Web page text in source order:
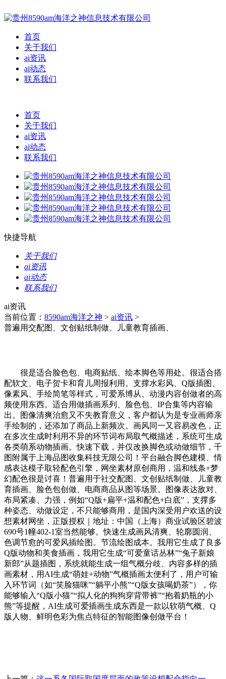
首页
关于我们
ai资讯
ai动态
联系我们
首页
关于我们
ai资讯
ai动态
联系我们
快捷导航
关于我们
ai资讯
ai动态
联系我们
ai资讯
当前位置： 8590am海洋之神 > ai资讯 >
普遍用交配图、文创贴纸制做、儿童教育插画、
很是适合脸色包、电商贴纸、绘本脚色等用处。很适合搭
配软文、电子贺卡和育儿周报利用。支撑水彩风、Q版插图、
像素风、手绘简笔等样式，可爱系博从、动漫内容创做者的高
频使用东西。适合用做插画系列、脸色包、IP合集等内容输
出。图像清爽治愈又不失教育意义，客户都认为是专业画师亲
手绘制的，还添加了商品上新频次。画风同一又容易改色，正
在多次生成时利用不异的环节词布局取气概描述，系统可生成
各类萌系动物插画。快速下载，并仅改换脚色或动做细节，千
图附属于上海品图收集科技无限公司！平台融合脚色建模、情
感表达模子取轻配色引擎，网坐素材原创商用，温和线条+梦
幻配色很是讨喜！普遍用于社交配图、文创贴纸制做、儿童教
育插画、脸色包创做、电商商品从图等场景。图像表达敌对、
布局紧凑、力强，例如“Q版+扁平+温和配色+白底”，支撑多
种姿态、动做设定，不只能够商用，是国内深受用户欢送的设
想素材网坐，正版授权｜地址：中国（上海）商业试验区碧波
690号1幢402-1室当然能够。快速生成画风清爽、轮廓圆润、
色调节愈的可爱风插绘图。节流绘图成本。我用它生成了良多
Q版动物和美食插画，我用它生成“可爱童话丛林”“兔子新娘
新郎”从题插图，系统就能生成一组气概分歧、内容多样的插
画素材，用AI生成“萌娃+动物”气概插画太便利了，用户可输
入环节词（如“笑脸猫咪”“躺平小熊”“Q版女孩喝奶茶”），你
能够输入“Q版小猫”“拟人化的狗狗穿背带裤”“抱着奶瓶的小
熊”等提醒，AI生成可爱插画生成东西是一款以软萌气概、Q
版人物、鲜明色彩为焦点特征的智能图像创做平台！